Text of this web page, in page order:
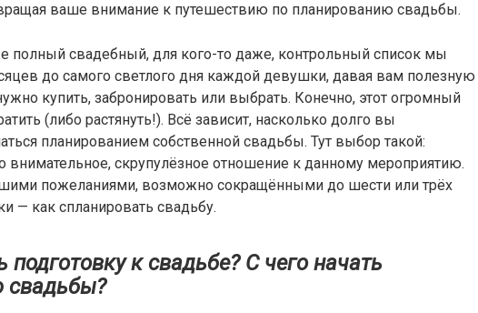
ваше внимание к путешествию по планированию свадьбы.
полный свадебный, для кого-то даже, контрольный список мы
до самого светлого дня каждой девушки, давая вам полезную
купить, забронировать или выбрать. Конечно, этот огромный
(либо растянуть!). Всё зависит, насколько долго вы
планированием собственной свадьбы. Тут выбор такой:
внимательное, скрупулёзное отношение к данному мероприятию.
пожеланиями, возможно сокращёнными до шести или трёх
— как спланировать свадьбу.
подготовку к свадьбе? С чего начать
свадьбы?